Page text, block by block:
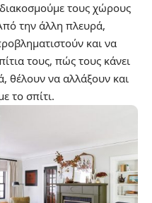
τους χώρους
την άλλη πλευρά,
και να
τους, πώς τους κάνει
θέλουν να αλλάξουν και
το σπίτι.